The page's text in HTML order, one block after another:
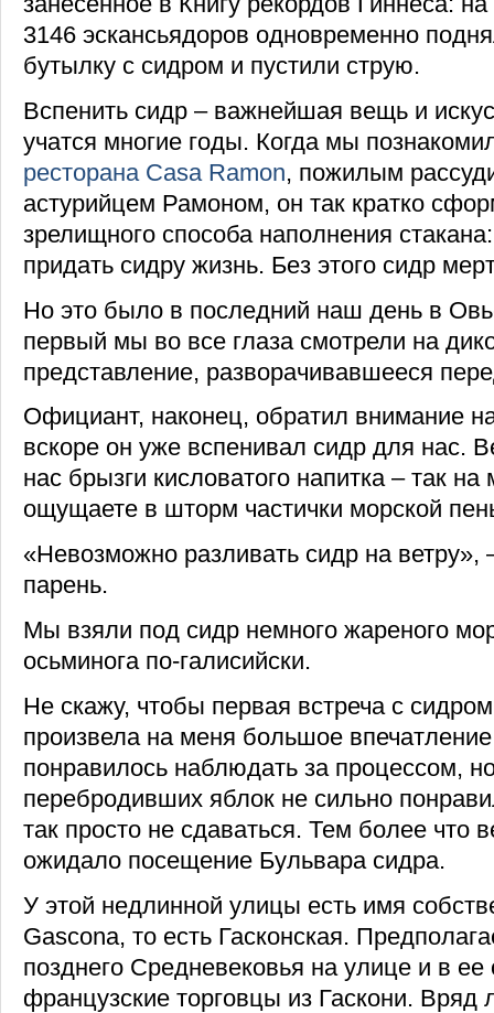
3146 эскансьядоров одновременно
бутылку с сидром и пустили струю.
Вспенить сидр – важнейшая вещь и
учатся многие годы. Когда мы
ресторана Casa Ramon, пожилым
астурийцем Рамоном, он так кратко
зрелищного способа наполнения
придать сидру жизнь. Без этого сидр
Но это было в последний наш день в
первый мы во все глаза смотрели на
представление, разворачивавшееся
Официант, наконец, обратил внимание
вскоре он уже вспенивал сидр для нас.
нас брызги кисловатого напитка – так
ощущаете в шторм частички морской
«Невозможно разливать сидр на
парень.
Мы взяли под сидр немного жареного
осьминога по-галисийски.
Не скажу, чтобы первая встреча с
произвела на меня большое
понравилось наблюдать за процессом,
перебродивших яблок не сильно
так просто не сдаваться. Тем более что
ожидало посещение Бульвара сидра.
У этой недлинной улицы есть имя
Gascona, то есть Гасконская.
позднего Средневековья на улице и в ее
французские торговцы из Гаскони. Вряд